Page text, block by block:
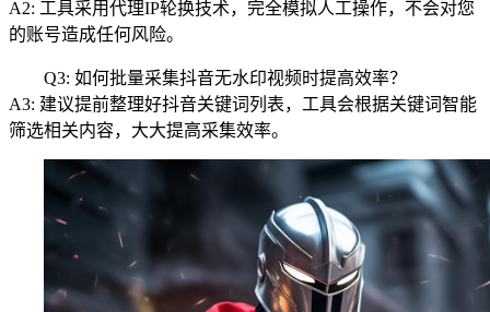
A2: 工具采用代理IP轮换技术，完全模拟人工操作，不会对您
的账号造成任何风险。
Q3: 如何批量采集抖音无水印视频时提高效率？
A3: 建议提前整理好抖音关键词列表，工具会根据关键词智能
筛选相关内容，大大提高采集效率。